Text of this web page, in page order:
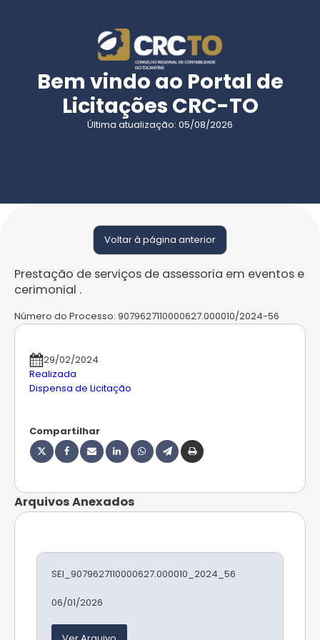
Bem vindo ao Portal de
Licitações CRC-TO
Última atualização: 05/08/2026
Voltar à página anterior
Prestação de serviços de assessoria em eventos e
cerimonial .
Número do Processo: 9079627110000627.000010/2024-56
29/02/2024
Realizada
Dispensa de Licitação
Compartilhar
Arquivos Anexados
SEI_9079627110000627.000010_2024_56
06/01/2026